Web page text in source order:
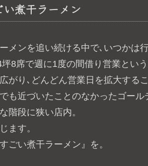
い煮干ラーメン
メンを追い続ける中で､いつかは
坪8席で週に1度の間借り営業とい
がり､どんどん営業日を拡大する
も近づいたことのなかったゴー
階段に狭い店内。
ます。
ごい煮干ラーメン』を。